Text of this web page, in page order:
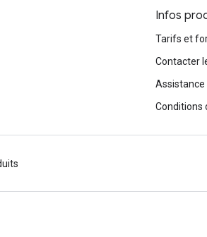
Infos
Tarifs et
Contacter
Assistance
Conditions